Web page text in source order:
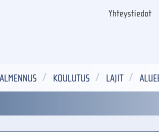
Yhteystiedot
KOULUTUS LAJIT